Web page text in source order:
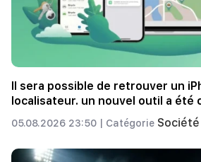
Il sera possible de retrouver un
localisateur. un nouvel outil a été
05.08.2026 23:50 | Catégorie Société